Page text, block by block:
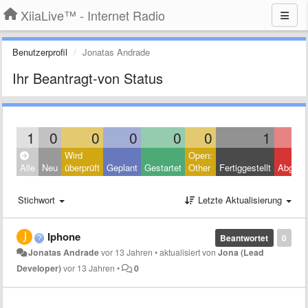
XiiaLive™ - Internet Radio
Benutzerprofil Jonatas Andrade
Ihr Beantragt-von Status
1 0 0 0 0 0 1
Alle Neu
Wird
überprüft Geplant Gestartet
Open:
Other
Fertiggestellt
Stichwort Letzte Aktualisierung
0
Beantwortet
Iphone
Jonatas Andradevor 13 Jahren •aktualisiert vonJona (Lead
Developer)vor 13 Jahren • 0